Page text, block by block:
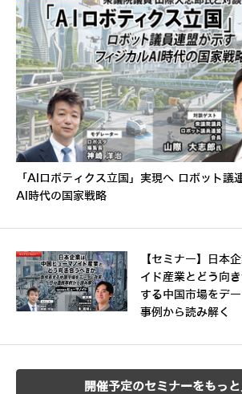
「AIロボティクス立国」実現へ ロボット議
AI時代の国家戦略
【セミナー】日本
イド産業とどう向
する中国市場をデ
事例から読み解く
開催予定のセミナーをもっ